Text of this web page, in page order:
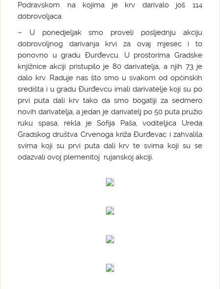
Podravskom na kojima je krv darivalo još 114
dobrovoljaca.
– U ponedjeljak smo proveli posljednju akciju
dobrovoljnog darivanja krvi za ovaj mjesec i to
ponovno u gradu Đurđevcu. U prostorima Gradske
knjižnice akciji pristupilo je 80 darivatelja, a njih 73 je
dalo krv. Raduje nas što smo u svakom od općinskih
središta i u gradu Đurđevcu imali darivatelje koji su po
prvi puta dali krv tako da smo bogatiji za sedmero
novih darivatelja, a jedan je darivatelj po 50 puta pružio
ruku spasa, rekla je Sofija Paša, voditeljica Ureda
Gradskog društva Crvenoga križa Đurđevac i zahvalila
svima koji su prvi puta dali krv te svima koji su se
odazvali ovoj plemenitoj rujanskoj akciji.